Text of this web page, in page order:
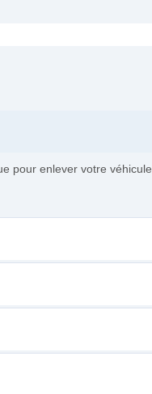
pour enlever votre véhicule